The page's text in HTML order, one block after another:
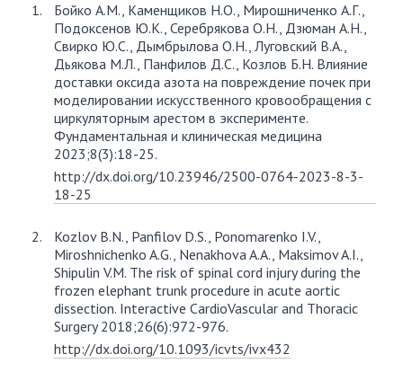
Бойко А.М., Каменщиков Н.О., Мирошниченко А.Г.,
Подоксенов Ю.К., Серебрякова О.Н., Дзюман А.Н.,
Свирко Ю.С., Дымбрылова О.Н., Луговский В.А.,
Дьякова М.Л., Панфилов Д.С., Козлов Б.Н. Влияние
доставки оксида азота на повреждение почек при
моделировании искусственного кровообращения с
циркуляторным арестом в эксперименте.
Фундаментальная и клиническая медицина
2023;8(3):18-25.
http://dx.doi.org/10.23946/2500-0764-2023-8-3-
18-25
Kozlov B.N., Panfilov D.S., Ponomarenko I.V.,
Miroshnichenko A.G., Nenakhova A.A., Maksimov A.I.,
Shipulin V.M. The risk of spinal cord injury during the
frozen elephant trunk procedure in acute aortic
dissection. Interactive CardioVascular and Thoracic
Surgery 2018;26(6):972-976.
http://dx.doi.org/10.1093/icvts/ivx432